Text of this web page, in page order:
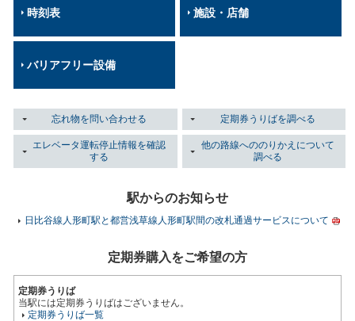
時刻表 施設・店舗
バリアフリー設備
忘れ物を問い合わせる 定期券うりばを調べる
エレベータ運転停止情報を確認
する
他の路線へののりかえについて
調べる
駅からのお知らせ
日比谷線人形町駅と都営浅草線人形町駅間の改札通過サービスについて
定期券購入をご希望の方
定期券うりば
当駅には定期券うりばはございません。
定期券うりば一覧